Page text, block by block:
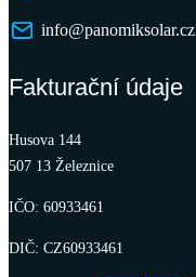
info@panomiksolar.cz
Fakturační údaje
Husova 144
507 13 Železnice
IČO: 60933461
DIČ: CZ60933461